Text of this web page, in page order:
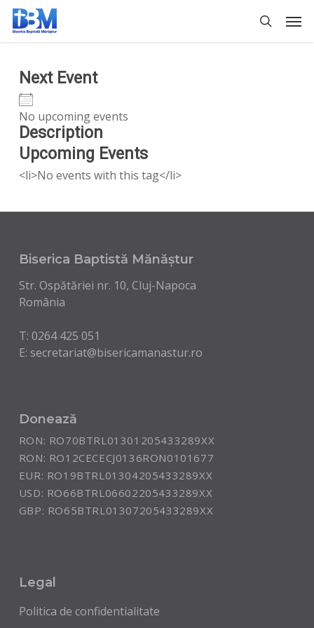
Skip
search
Next Event
No upcoming events
Description
Upcoming Events
<li>No events with this tag</li>
Biserica Baptistă Mănăștur
Str. Ospătăriei nr. 10, Cluj-Napoca
România
T: 0264 425 051
E: secretariat@bisericamanastur.ro
Donează
RON: RO70BTRL01301205433289XX
RON: RO12CECECJ0136RON0101677
EUR: RO19BTRL01304205433289XX
USD: RO66BTRL06602205433289XX
GBP: RO65BTRL01307205433289XX
Legal
Politica de confidentialitate